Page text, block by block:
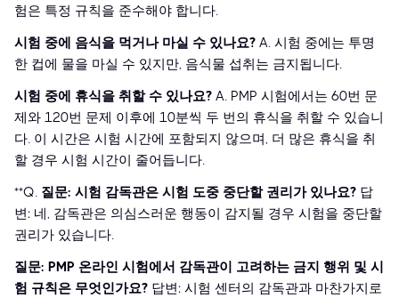
험은 특정 규칙을 준수해야 합니다.
시험 중에 음식을 먹거나 마실 수 있나요? A. 시험 중에는 투명
한 컵에 물을 마실 수 있지만, 음식물 섭취는 금지됩니다.
시험 중에 휴식을 취할 수 있나요? A. PMP 시험에서는 60번 문
제와 120번 문제 이후에 10분씩 두 번의 휴식을 취할 수 있습니
다. 이 시간은 시험 시간에 포함되지 않으며, 더 많은 휴식을 취
할 경우 시험 시간이 줄어듭니다.
**Q. 질문: 시험 감독관은 시험 도중 중단할 권리가 있나요? 답
변: 네, 감독관은 의심스러운 행동이 감지될 경우 시험을 중단할
권리가 있습니다.
질문: PMP 온라인 시험에서 감독관이 고려하는 금지 행위 및 시
험 규칙은 무엇인가요? 답변: 시험 센터의 감독관과 마찬가지로